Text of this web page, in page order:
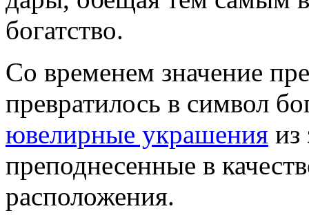
богатство.
Со временем значение
превратилось в символ
ювелирные украшения из
преподнесенные в
расположения.